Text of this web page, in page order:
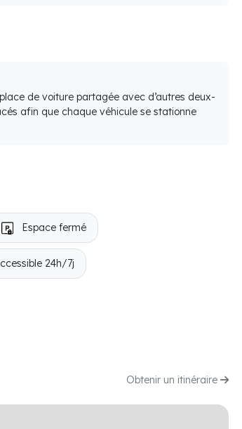
de voiture partagée avec d’autres deux-
afin que chaque véhicule se stationne
Espace fermé
24h/7j
Obtenir un itinéraire